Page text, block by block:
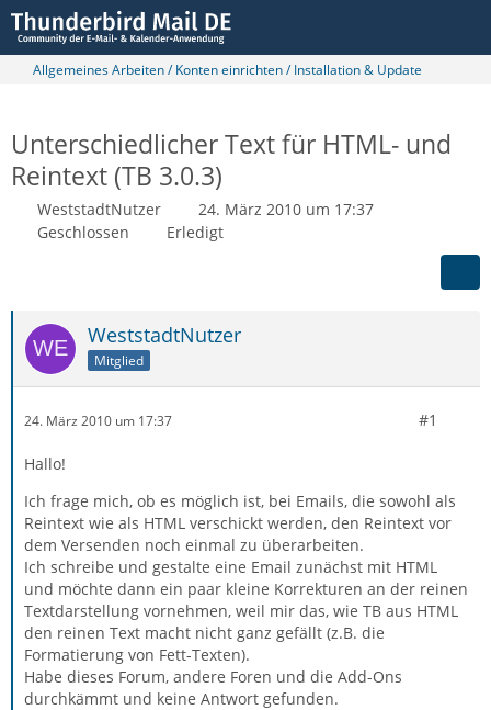
Allgemeines Arbeiten / Konten einrichten / Installation & Update
Unterschiedlicher Text für HTML- und
Reintext (TB 3.0.3)
WeststadtNutzer
24. März 2010 um 17:37
Geschlossen
Erledigt
WeststadtNutzer
Mitglied
24. März 2010 um 17:37 #1
Hallo!
Ich frage mich, ob es möglich ist, bei Emails, die sowohl als
Reintext wie als HTML verschickt werden, den Reintext vor
dem Versenden noch einmal zu überarbeiten.
Ich schreibe und gestalte eine Email zunächst mit HTML
und möchte dann ein paar kleine Korrekturen an der reinen
Textdarstellung vornehmen, weil mir das, wie TB aus HTML
den reinen Text macht nicht ganz gefällt (z.B. die
Formatierung von Fett-Texten).
Habe dieses Forum, andere Foren und die Add-Ons
durchkämmt und keine Antwort gefunden.